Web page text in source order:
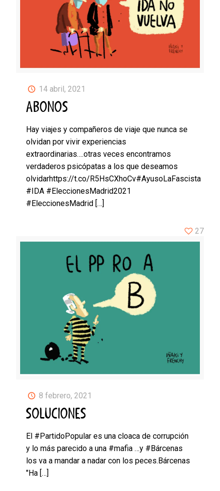
14 abril, 2021
ABONOS
Hay viajes y compañeros de viaje que nunca se
olvidan por vivir experiencias
extraordinarias….otras veces encontramos
verdaderos psicópatas a los que deseamos
olvidarhttps://t.co/R5HsCXhoCv#AyusoLaFascista
#IDA #EleccionesMadrid2021
#EleccionesMadrid […]
8 febrero, 2021
SOLUCIONES
El #PartidoPopular es una cloaca de corrupción
y lo más parecido a una #mafia …y #Bárcenas
los va a mandar a nadar con los peces.Bárcenas
"Ha […]
27